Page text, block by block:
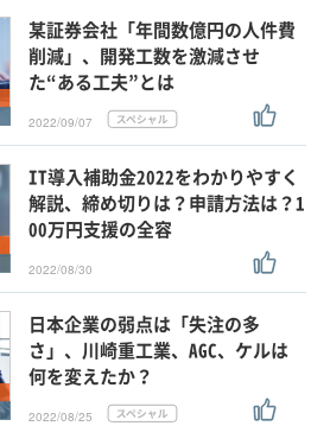
某証券会社「年間数億円の人件費
削減」、開発工数を激減させ
た“ある工夫”とは
2022/09/07
IT導入補助金2022をわかりやすく
解説、締め切りは？申請方法は？1
00万円支援の全容
2022/08/30
日本企業の弱点は「失注の多
さ」、川崎重工業、AGC、ケルは
何を変えたか？
2022/08/25